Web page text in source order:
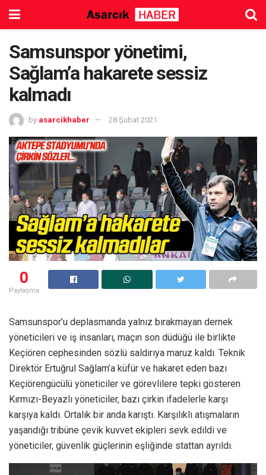
Samsunspor yönetimi,
Sağlam’a hakarete sessiz
kalmadı
by asarcikhaber 28 Şubat 2021
0
Paylaşma
Samsunspor’u deplasmanda yalnız bırakmayan dernek
yöneticileri ve iş insanları, maçın son düdüğü ile birlikte
Keçiören cephesinden sözlü saldırıya maruz kaldı. Teknik
Direktör Ertuğrul Sağlam’a küfür ve hakaret eden bazı
Keçiörengücülü yöneticiler ve görevlilere tepki gösteren
Kırmızı-Beyazlı yöneticiler, bazı çirkin ifadelerle karşı
karşıya kaldı. Ortalık bir anda karıştı. Karşılıklı atışmaların
yaşandığı tribüne çevik kuvvet ekipleri sevk edildi ve
yöneticiler, güvenlik güçlerinin eşliğinde stattan ayrıldı.